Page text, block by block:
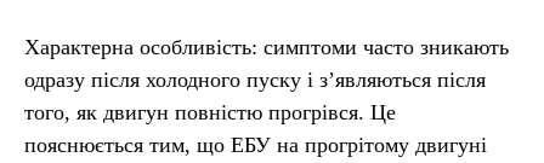
Характерна особливість: симптоми часто зникають
одразу після холодного пуску і з’являються після
того, як двигун повністю прогрівся. Це
пояснюється тим, що ЕБУ на прогрітому двигуні